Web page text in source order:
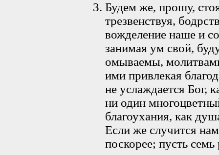
Будем же, прошу,
трезвенствуя,
вожделение наше и
занимая ум свой,
омываемы,
ими привлекая
не услаждается Бог,
ни один
благоухания, как
Если же случится
поскорее; пусть